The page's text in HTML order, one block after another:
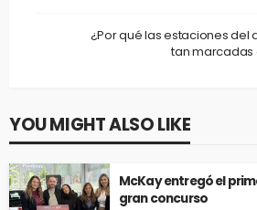
¿Por qué las estaciones del
tan marcadas
YOU MIGHT ALSO LIKE
McKay entregó el
gran concurso